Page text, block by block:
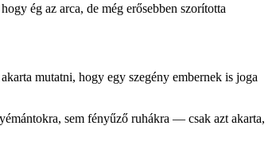
ég az arca, de még erősebben szorította
mutatni, hogy egy szegény embernek is joga
sem fényűző ruhákra — csak azt akarta,